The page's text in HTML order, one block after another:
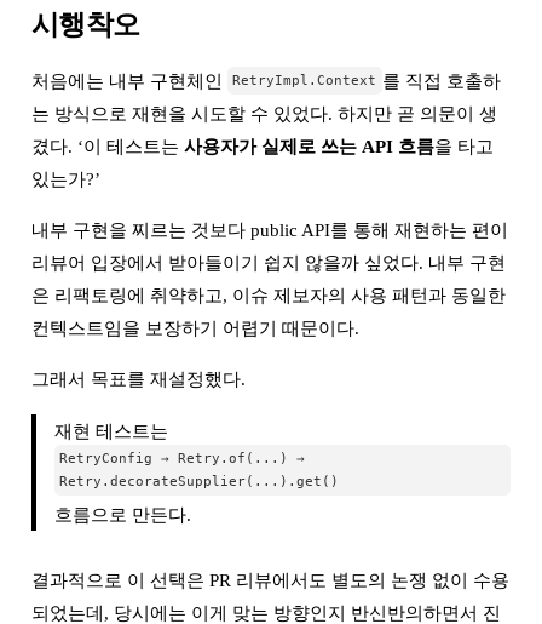
시행착오
처음에는 내부 구현체인 RetryImpl.Context 를 직접 호출하
는 방식으로 재현을 시도할 수 있었다. 하지만 곧 의문이 생
겼다. ‘이 테스트는 사용자가 실제로 쓰는 API 흐름을 타고
있는가?’
내부 구현을 찌르는 것보다 public API를 통해 재현하는 편이
리뷰어 입장에서 받아들이기 쉽지 않을까 싶었다. 내부 구현
은 리팩토링에 취약하고, 이슈 제보자의 사용 패턴과 동일한
컨텍스트임을 보장하기 어렵기 때문이다.
그래서 목표를 재설정했다.
재현 테스트는
RetryConfig → Retry.of(...) →
Retry.decorateSupplier(...).get()
흐름으로 만든다.
결과적으로 이 선택은 PR 리뷰에서도 별도의 논쟁 없이 수용
되었는데, 당시에는 이게 맞는 방향인지 반신반의하면서 진